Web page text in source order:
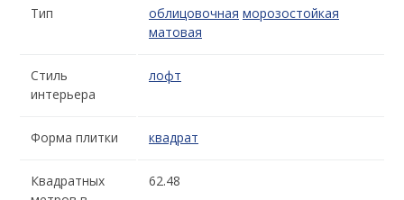
Тип облицовочная морозостойкая
матовая
Стиль
интерьера
лофт
Форма плитки квадрат
Квадратных
62.48